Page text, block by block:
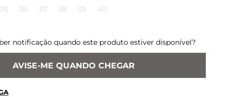
35 36 37 38 39 40
notificação quando este produto estiver disponível?
AVISE-ME QUANDO CHEGAR